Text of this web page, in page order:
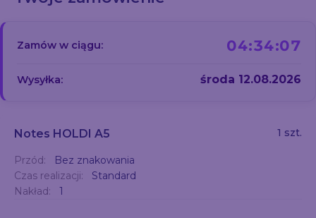
Zamów w ciągu: 04:34:06
Wysyłka: środa 12.08.2026
Notes HOLDI A5 1 szt.
Przód:
Bez znakowania
Czas realizacji:
Standard
Nakład:
1